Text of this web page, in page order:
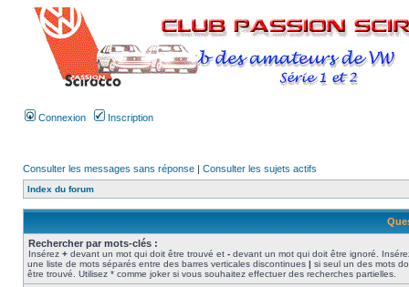
Connexion Inscription
Consulter les messages sans réponse | Consulter les sujets actifs
Index du forum
Rechercher par mots-clés :
Insérez + devant un mot qui doit être trouvé et - devant un mot qui doit être ignoré.
une liste de mots séparés entre des barres verticales discontinues | si seul un des mots
être trouvé. Utilisez * comme joker si vous souhaitez effectuer des recherches partielles.